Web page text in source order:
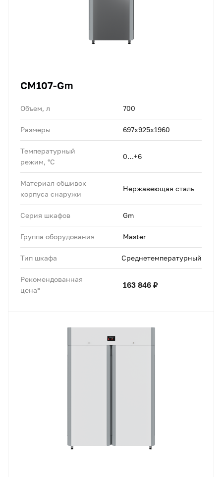
CM107-Gm
Объем, л 700
Размеры 697х925х1960
Температурный
режим, °C
0…+6
Материал обшивок
корпуса снаружи
Нержавеющая сталь
Серия шкафов Gm
Группа оборудования Master
Тип шкафа Среднетемпературный
Рекомендованная
цена*
163 846 ₽